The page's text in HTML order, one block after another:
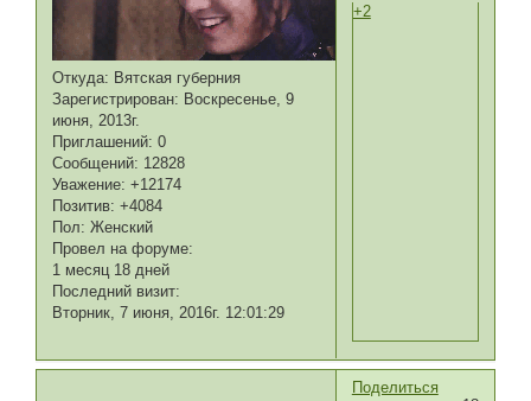
Откуда: Вятская губерния
Зарегистрирован: Воскресенье, 9
июня, 2013г.
Приглашений: 0
Сообщений: 12828
Уважение: +12174
Позитив: +4084
Пол: Женский
Провел на форуме:
1 месяц 18 дней
Последний визит:
Вторник, 7 июня, 2016г. 12:01:29
+2
Поделиться